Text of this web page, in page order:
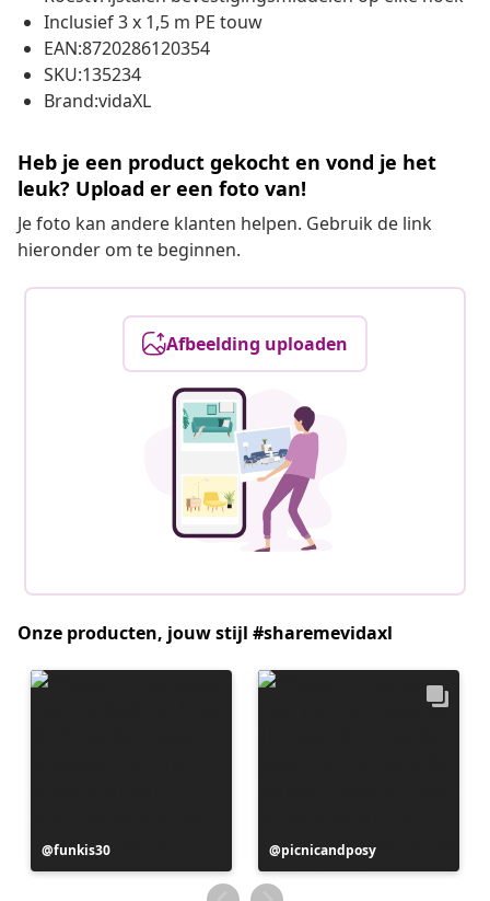
Inclusief 3 x 1,5 m PE touw
EAN:8720286120354
SKU:135234
Brand:vidaXL
Heb je een product gekocht en vond je het
leuk? Upload er een foto van!
Je foto kan andere klanten helpen. Gebruik de link
hieronder om te beginnen.
Afbeelding uploaden
Onze producten, jouw stijl #sharemevidaxl
Bericht
gepubliceerd
funkis30
Bericht
gepubliceerd
door
picnicandposy